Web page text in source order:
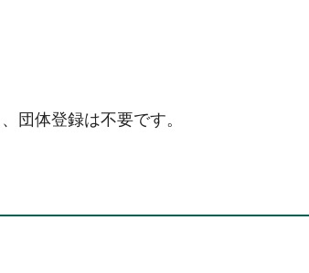
団体登録は不要です。